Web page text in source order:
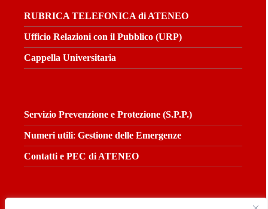
RUBRICA TELEFONICA di ATENEO
Ufficio Relazioni con il Pubblico (URP)
Cappella Universitaria
Servizio Prevenzione e Protezione (S.P.P.)
Numeri utili: Gestione delle Emergenze
Contatti e PEC di ATENEO